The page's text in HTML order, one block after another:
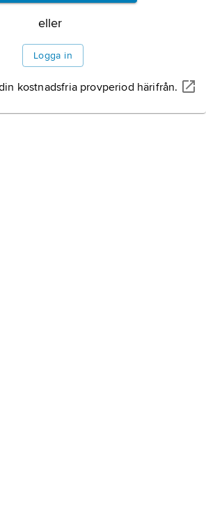
eller
Logga in
kostnadsfria provperiod härifrån.